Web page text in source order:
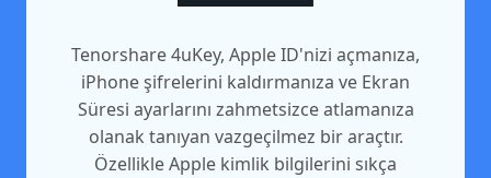
Tenorshare 4uKey, Apple ID'nizi açmanıza,
iPhone şifrelerini kaldırmanıza ve Ekran
Süresi ayarlarını zahmetsizce atlamanıza
olanak tanıyan vazgeçilmez bir araçtır.
Özellikle Apple kimlik bilgilerini sıkça